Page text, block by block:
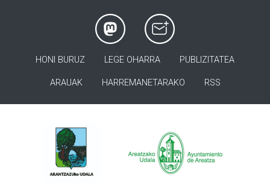
HONI BURUZ LEGE OHARRA PUBLIZITATEA
ARAUAK HARREMANETARAKO RSS